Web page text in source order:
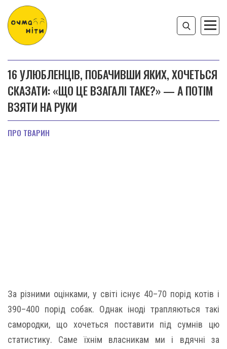
16 УЛЮБЛЕНЦІВ, ПОБАЧИВШИ ЯКИХ, ХОЧЕТЬСЯ
СКАЗАТИ: «ЩО ЦЕ ВЗАГАЛІ ТАКЕ?» — А ПОТІМ
ВЗЯТИ НА РУКИ
ПРО ТВАРИН
За різними оцінками, у світі існує 40–70 порід котів і
390–400 порід собак. Однак іноді трапляються такі
самородки, що хочеться поставити під сумнів цю
статистику. Саме їхнім власникам ми і вдячні за